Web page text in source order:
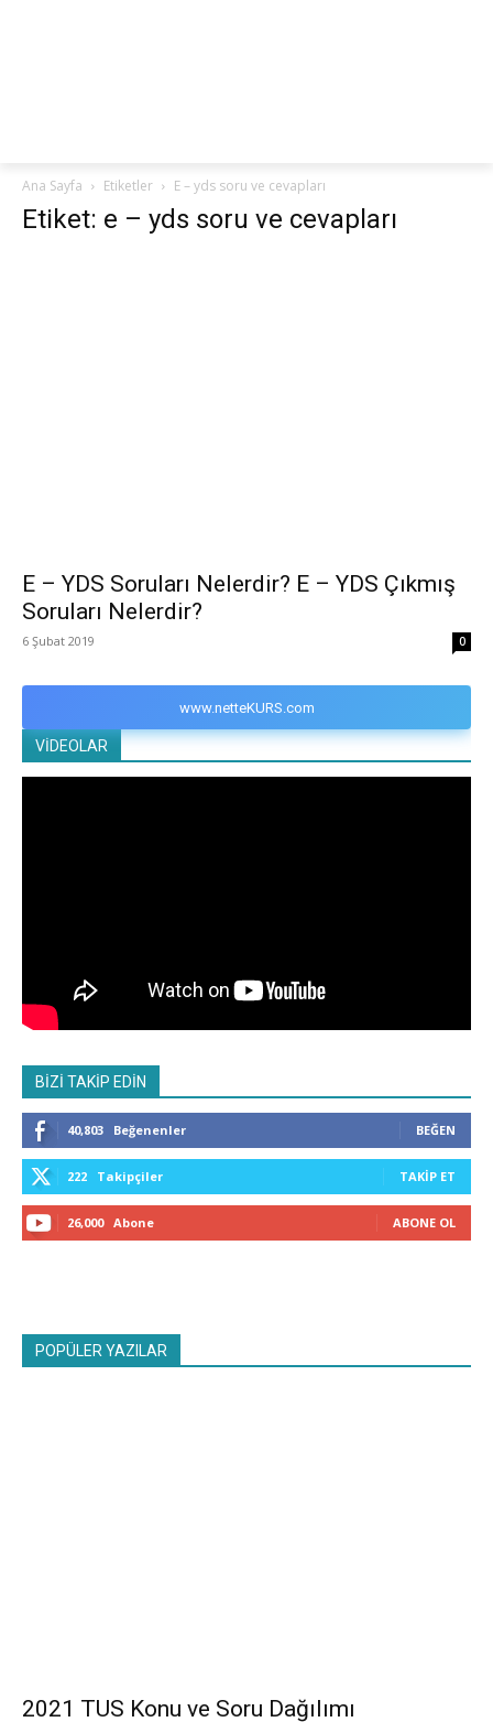
Ana Sayfa Etiketler E – yds soru ve cevapları
Etiket: e – yds soru ve cevapları
E – YDS Soruları Nelerdir? E – YDS Çıkmış
Soruları Nelerdir?
6 Şubat 2019 0
www.netteKURS.com
VİDEOLAR
BİZİ TAKİP EDİN
40,803 Beğenenler BEĞEN
222 Takipçiler TAKIP ET
26,000 Abone ABONE OL
POPÜLER YAZILAR
2021 TUS Konu ve Soru Dağılımı